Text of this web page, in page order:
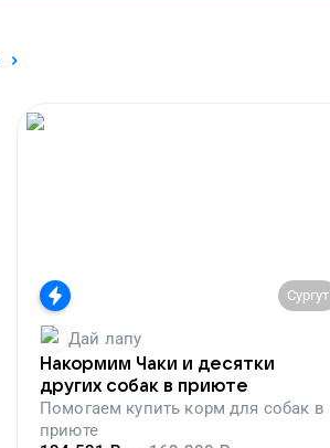
Сургут
Дай лапу
Накормим Чаки и десятки
других собак в приюте
Помогаем купить корм для собак в
приюте